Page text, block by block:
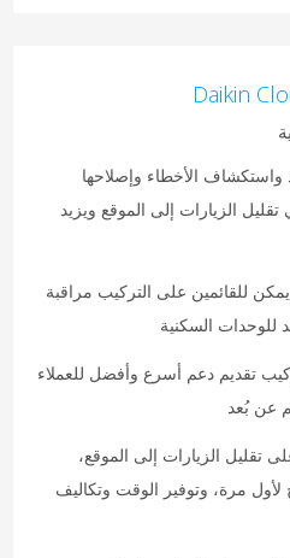
Daikin
الأخطاء وإصلاحها
تقليل الزيارات إلى الموقع ويزيد
يمكن للقائمين على التركيب مراقبة
للوحدات السكنية
تقديم دعم أسرع وأفضل للعملاء
عن بُعد
تقليل الزيارات إلى الموقع،
مرة، وتوفير الوقت وتكاليف